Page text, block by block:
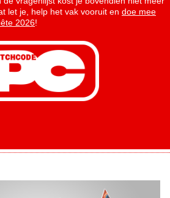
let je, help het vak vooruit en doe mee
2026!